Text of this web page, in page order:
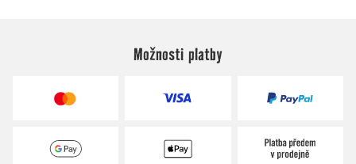
Možnosti platby